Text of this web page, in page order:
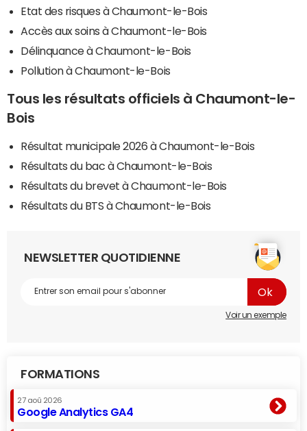
Etat des risques à Chaumont-le-Bois
Accès aux soins à Chaumont-le-Bois
Délinquance à Chaumont-le-Bois
Pollution à Chaumont-le-Bois
Tous les résultats officiels à Chaumont-le-
Bois
Résultat municipale 2026 à Chaumont-le-Bois
Résultats du bac à Chaumont-le-Bois
Résultats du brevet à Chaumont-le-Bois
Résultats du BTS à Chaumont-le-Bois
NEWSLETTER QUOTIDIENNE
Voir un exemple
FORMATIONS
27 aoû 2026
Google Analytics GA4